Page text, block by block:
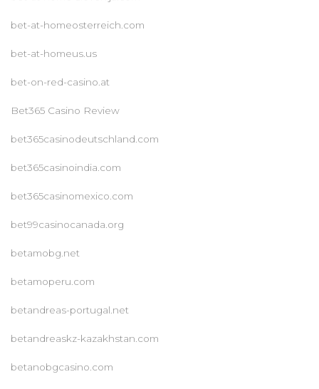
bet-at-homeosterreich.com
bet-at-homeus.us
bet-on-red-casino.at
Bet365 Casino Review
bet365casinodeutschland.com
bet365casinoindia.com
bet365casinomexico.com
bet99casinocanada.org
betamobg.net
betamoperu.com
betandreas-portugal.net
betandreaskz-kazakhstan.com
betanobgcasino.com